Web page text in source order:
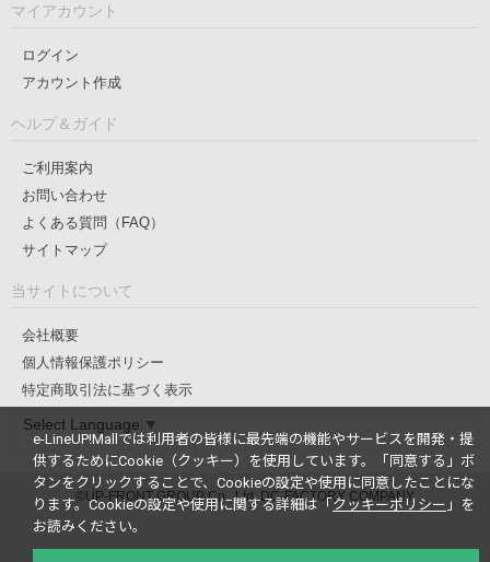
マイアカウント
ログイン
アカウント作成
ヘルプ＆ガイド
ご利用案内
お問い合わせ
よくある質問（FAQ）
サイトマップ
当サイトについて
会社概要
個人情報保護ポリシー
特定商取引法に基づく表示
Select Language ▼
©UP-FRONT GROUP Co., Ltd. DC-FACTORY COMPANY
e-LineUP!Mallでは利用者の皆様に最先端の機能やサービスを開発・提
供するためにCookie（クッキー）を使用しています。
「同意する」ボ
タンをクリックすることで、Cookieの設定や使用に同意したことにな
ります。Cookieの設定や使用に関する詳細は「 クッキーポリシー 」を
お読みください。